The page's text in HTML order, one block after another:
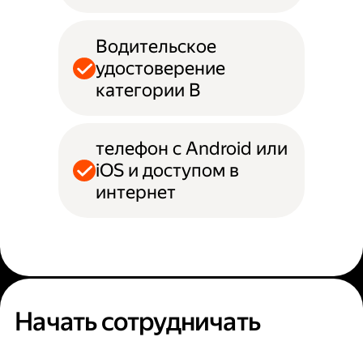
Водительское
удостоверение
категории B
телефон с Android или
iOS и доступом в
интернет
Начать сотрудничать